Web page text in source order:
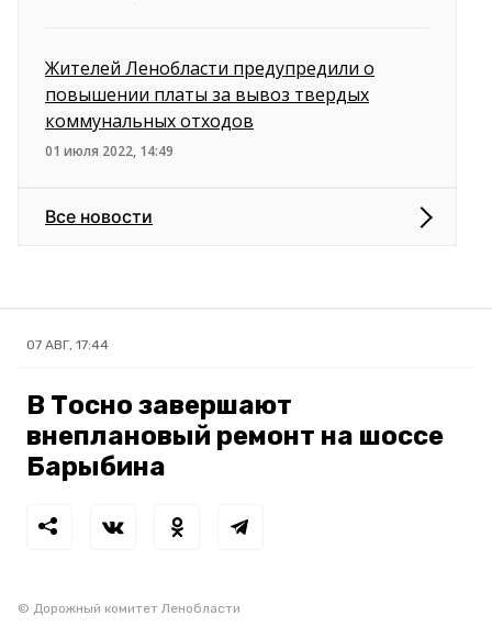
Жителей Ленобласти предупредили о
повышении платы за вывоз твердых
коммунальных отходов
01 июля 2022, 14:49
Все новости
07 АВГ, 17:44
В Тосно завершают
внеплановый ремонт на шоссе
Барыбина
© Дорожный комитет Ленобласти